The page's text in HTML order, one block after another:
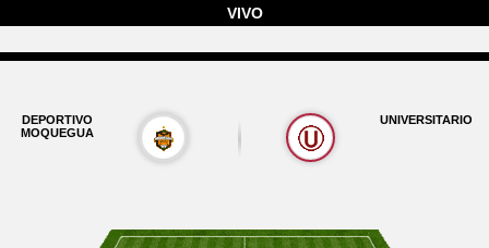
VIVO
DEPORTIVO
MOQUEGUA
UNIVERSITARIO